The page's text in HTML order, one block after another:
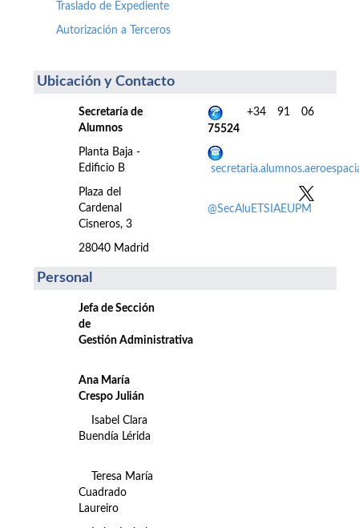
Traslado de Expediente
Autorización a Terceros
Ubicación y Contacto
Secretaría de
Alumnos
Planta Baja -
Edificio B
Plaza del
Cardenal
Cisneros, 3
28040 Madrid
+34 91 06
75524
@SecAluETSIAEUPM
Personal
Jefa de Sección
de
Gestión Administrativa
Ana María
Crespo Julián
Isabel Clara
Buendía Lérida
Teresa María
Cuadrado
Laureiro